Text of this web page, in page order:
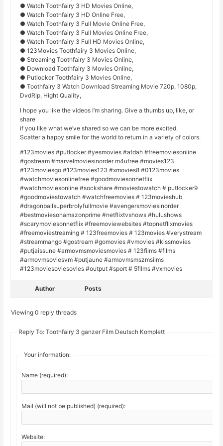
● Watch Toothfairy 3 HD Movies Online,
● Watch Toothfairy 3 HD Online Free,
● Watch Toothfairy 3 Full Movie Online Free,
● Watch Toothfairy 3 Full Movies Online Free,
● Watch Toothfairy 3 Full HD Movies Online,
● 123Movies Toothfairy 3 Movies Online,
● Streaming Toothfairy 3 Movies Online,
● Download Toothfairy 3 Movies Online,
● Putlocker Toothfairy 3 Movies Online,
● Toothfairy 3 Watch Download Streaming Movie 720p, 1080p,
DvdRip, Hight Quality,
I hope you like the videos I’m sharing. Give a thumbs up, like, or
share
if you like what we’ve shared so we can be more excited.
Scatter a happy smile for the world to return in a variety of colors.
#123movies #putlocker #yesmovies #afdah #freemoviesonline
#gostream #marvelmoviesinorder m4ufree #movies123
#123moviesgo #123movies123 #xmovies8 #0123movies
#watchmoviesonlinefree #goodmoviesonnetflix
#watchmoviesonline #sockshare #moviestowatch # putlocker9
#goodmoviestowatch #watchfreemovies # 123movieshub
#dragonballsuperbrolyfullmovie #avengersmoviesinorder
#bestmoviesonamazonprime #netflixtvshows #hulushows
#scarymoviesonnetflix #freemoviewebsites #topnetflixmovies
#freemoviestreaming # 123freemovies # 123movies #verystream
#streammango #gostream #gomovies #vmovies #kissmovies
#putjaissune #armovmsmoviesmovies # 123films #films
#armovmsoviesvm #putjaune #armovmsmszmsilms
#123moviesoviesovies #output #sport # 5films #vxmovies
Author Posts
Viewing 0 reply threads
Reply To: Toothfairy 3 ganzer Film Deutsch Komplett
Your information:
Name (required):
Mail (will not be published) (required):
Website: